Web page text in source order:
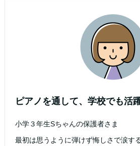
ピアノを通して、学校でも活
小学３年生Sちゃんの保護者さま
最初は思うように弾けず悔しさで涙す